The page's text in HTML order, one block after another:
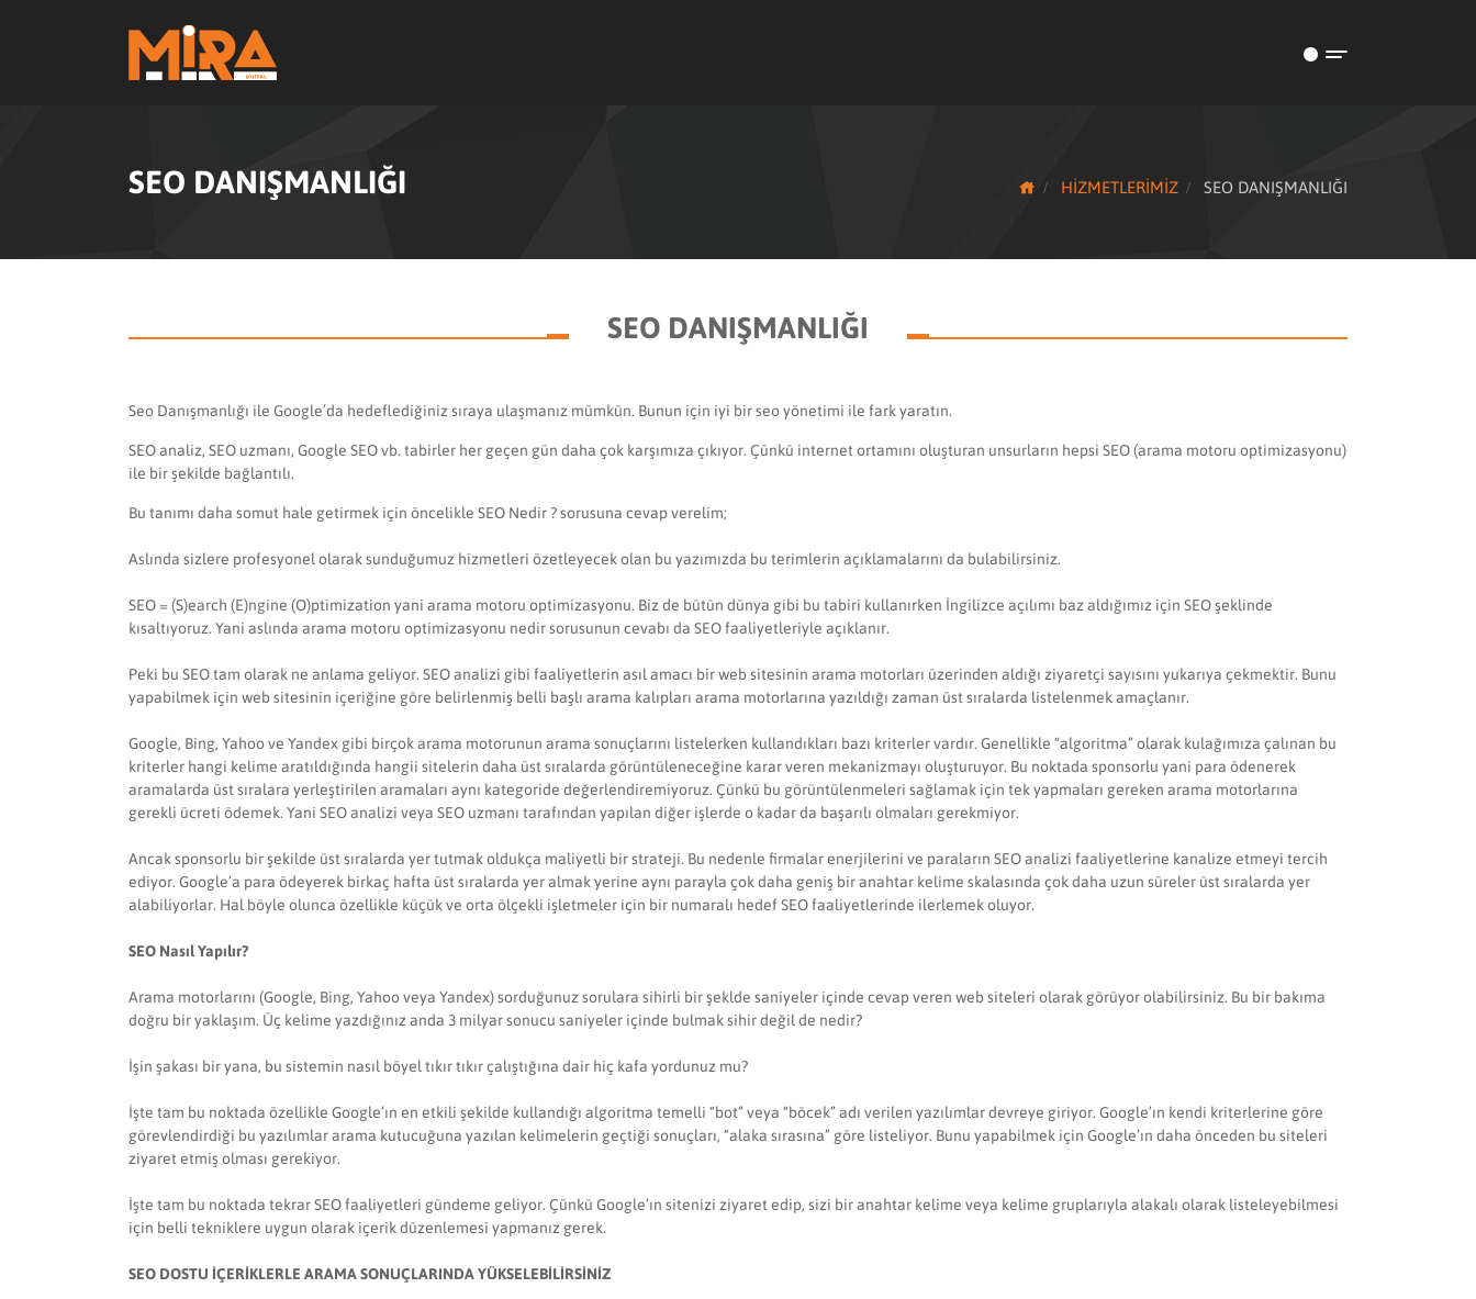
SEO DANIŞMANLIĞI HİZMETLERİMİZ SEO DANIŞMANLIĞI
SEO DANIŞMANLIĞI
Seo Danışmanlığı ile Google’da hedeflediğiniz sıraya ulaşmanız mümkün. Bunun için iyi bir seo yönetimi ile fark yaratın.
SEO analiz, SEO uzmanı, Google SEO vb. tabirler her geçen gün daha çok karşımıza çıkıyor. Çünkü internet ortamını oluşturan unsurların hepsi SEO (arama motoru optimizasyonu)
ile bir şekilde bağlantılı.
Bu tanımı daha somut hale getirmek için öncelikle SEO Nedir ? sorusuna cevap verelim;
Aslında sizlere profesyonel olarak sunduğumuz hizmetleri özetleyecek olan bu yazımızda bu terimlerin açıklamalarını da bulabilirsiniz.
SEO = (S)earch (E)ngine (O)ptimization yani arama motoru optimizasyonu. Biz de bütün dünya gibi bu tabiri kullanırken İngilizce açılımı baz aldığımız için SEO şeklinde
kısaltıyoruz. Yani aslında arama motoru optimizasyonu nedir sorusunun cevabı da SEO faaliyetleriyle açıklanır.
Peki bu SEO tam olarak ne anlama geliyor. SEO analizi gibi faaliyetlerin asıl amacı bir web sitesinin arama motorları üzerinden aldığı ziyaretçi sayısını yukarıya çekmektir. Bunu
yapabilmek için web sitesinin içeriğine göre belirlenmiş belli başlı arama kalıpları arama motorlarına yazıldığı zaman üst sıralarda listelenmek amaçlanır.
Google, Bing, Yahoo ve Yandex gibi birçok arama motorunun arama sonuçlarını listelerken kullandıkları bazı kriterler vardır. Genellikle “algoritma” olarak kulağımıza çalınan bu
kriterler hangi kelime aratıldığında hangii sitelerin daha üst sıralarda görüntüleneceğine karar veren mekanizmayı oluşturuyor. Bu noktada sponsorlu yani para ödenerek
aramalarda üst sıralara yerleştirilen aramaları aynı kategoride değerlendiremiyoruz. Çünkü bu görüntülenmeleri sağlamak için tek yapmaları gereken arama motorlarına
gerekli ücreti ödemek. Yani SEO analizi veya SEO uzmanı tarafından yapılan diğer işlerde o kadar da başarılı olmaları gerekmiyor.
Ancak sponsorlu bir şekilde üst sıralarda yer tutmak oldukça maliyetli bir strateji. Bu nedenle firmalar enerjilerini ve paraların SEO analizi faaliyetlerine kanalize etmeyi tercih
ediyor. Google’a para ödeyerek birkaç hafta üst sıralarda yer almak yerine aynı parayla çok daha geniş bir anahtar kelime skalasında çok daha uzun süreler üst sıralarda yer
alabiliyorlar. Hal böyle olunca özellikle küçük ve orta ölçekli işletmeler için bir numaralı hedef SEO faaliyetlerinde ilerlemek oluyor.
SEO Nasıl Yapılır?
Arama motorlarını (Google, Bing, Yahoo veya Yandex) sorduğunuz sorulara sihirli bir şeklde saniyeler içinde cevap veren web siteleri olarak görüyor olabilirsiniz. Bu bir bakıma
doğru bir yaklaşım. Üç kelime yazdığınız anda 3 milyar sonucu saniyeler içinde bulmak sihir değil de nedir?
İşin şakası bir yana, bu sistemin nasıl böyel tıkır tıkır çalıştığına dair hiç kafa yordunuz mu?
İşte tam bu noktada özellikle Google’ın en etkili şekilde kullandığı algoritma temelli “bot” veya “böcek” adı verilen yazılımlar devreye giriyor. Google’ın kendi kriterlerine göre
görevlendirdiği bu yazılımlar arama kutucuğuna yazılan kelimelerin geçtiği sonuçları, “alaka sırasına” göre listeliyor. Bunu yapabilmek için Google’ın daha önceden bu siteleri
ziyaret etmiş olması gerekiyor.
İşte tam bu noktada tekrar SEO faaliyetleri gündeme geliyor. Çünkü Google’ın sitenizi ziyaret edip, sizi bir anahtar kelime veya kelime gruplarıyla alakalı olarak listeleyebilmesi
için belli tekniklere uygun olarak içerik düzenlemesi yapmanız gerek.
SEO DOSTU İÇERİKLERLE ARAMA SONUÇLARINDA YÜKSELEBİLİRSİNİZ